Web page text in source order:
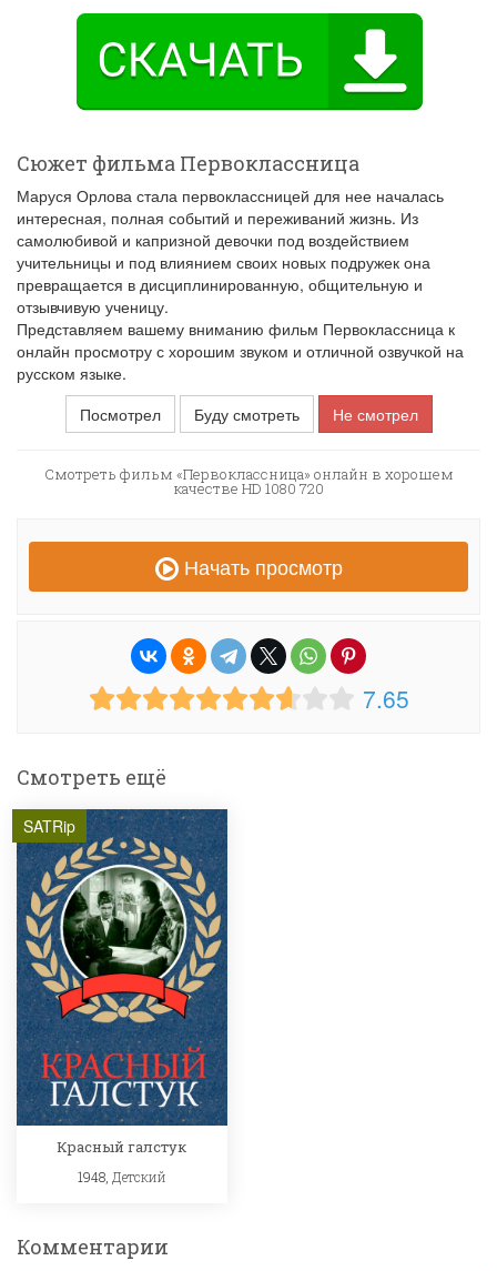
Сюжет фильма Первоклассница
Маруся Орлова стала первоклассницей для нее началась
интересная, полная событий и переживаний жизнь. Из
самолюбивой и капризной девочки под воздействием
учительницы и под влиянием своих новых подружек она
превращается в дисциплинированную, общительную и
отзывчивую ученицу.
Представляем вашему вниманию фильм Первоклассница к
онлайн просмотру с хорошим звуком и отличной озвучкой на
русском языке.
Посмотрел
Буду смотреть Не смотрел
Смотреть фильм «Первоклассница» онлайн в хорошем
качестве HD 1080 720
Начать просмотр
7.65
Смотреть ещё
SATRip
Красный галстук
1948, Детский
Комментарии